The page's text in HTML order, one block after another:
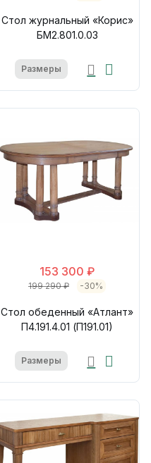
Стол журнальный «Корис»
БМ2.801.0.03
Размеры
153 300 ₽
199 290 ₽ -30%
Стол обеденный «Атлант»
П4.191.4.01 (П191.01)
Размеры